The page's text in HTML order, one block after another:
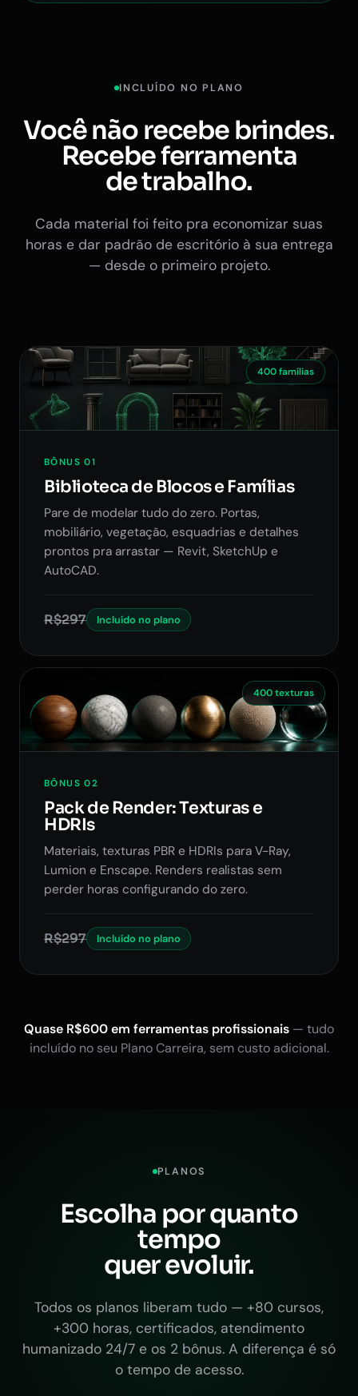
INCLUÍDO NO PLANO
Você não recebe brindes.
Recebe ferramenta
de trabalho.
Cada material foi feito pra economizar suas
horas e dar padrão de escritório à sua entrega
— desde o primeiro projeto.
400 famílias
BÔNUS 01
Biblioteca de Blocos e Famílias
Pare de modelar tudo do zero. Portas,
mobiliário, vegetação, esquadrias e detalhes
prontos pra arrastar — Revit, SketchUp e
AutoCAD.
R$297 Incluído no plano
400 texturas
BÔNUS 02
Pack de Render: Texturas e
HDRIs
Materiais, texturas PBR e HDRIs para V-Ray,
Lumion e Enscape. Renders realistas sem
perder horas configurando do zero.
R$297 Incluído no plano
Quase R$600 em ferramentas profissionais — tudo
incluído no seu Plano Carreira, sem custo adicional.
PLANOS
Escolha por quanto
tempo
quer evoluir.
Todos os planos liberam tudo — +80 cursos,
+300 horas, certificados, atendimento
humanizado 24/7 e os 2 bônus. A diferença é só
o tempo de acesso.